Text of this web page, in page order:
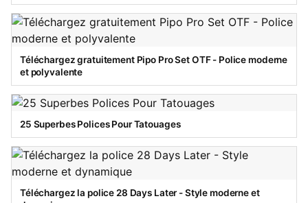
Téléchargez gratuitement Pipo Pro Set OTF - Police moderne
et polyvalente
25 Superbes Polices Pour Tatouages
Téléchargez la police 28 Days Later - Style moderne et